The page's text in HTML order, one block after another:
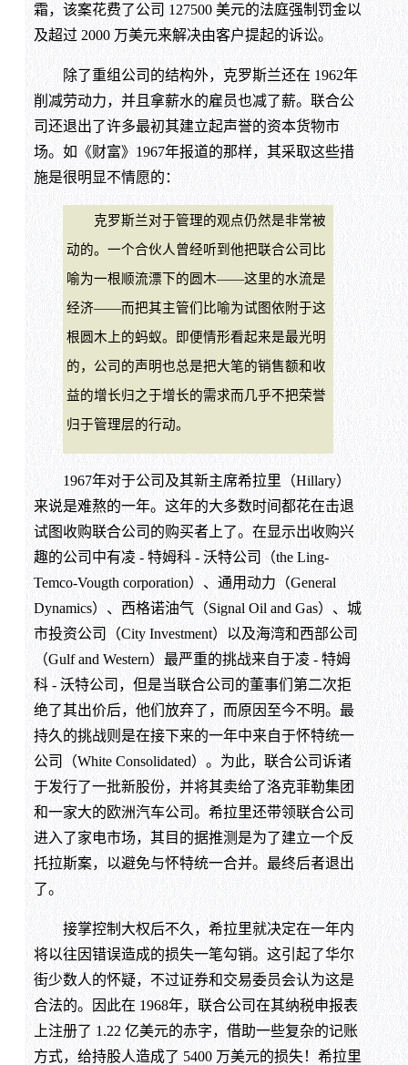
霜，该案花费了公司 127500 美元的法庭强制罚金以
及超过 2000 万美元来解决由客户提起的诉讼。
除了重组公司的结构外，克罗斯兰还在 1962年
削减劳动力，并且拿薪水的雇员也减了薪。联合公
司还退出了许多最初其建立起声誉的资本货物市
场。如《财富》1967年报道的那样，其采取这些措
施是很明显不情愿的：
克罗斯兰对于管理的观点仍然是非常被
动的。一个合伙人曾经听到他把联合公司比
喻为一根顺流漂下的圆木——这里的水流是
经济——而把其主管们比喻为试图依附于这
根圆木上的蚂蚁。即便情形看起来是最光明
的，公司的声明也总是把大笔的销售额和收
益的增长归之于增长的需求而几乎不把荣誉
归于管理层的行动。
1967年对于公司及其新主席希拉里（Hillary）
来说是难熬的一年。这年的大多数时间都花在击退
试图收购联合公司的购买者上了。在显示出收购兴
趣的公司中有凌 - 特姆科 - 沃特公司（the Ling-
Temco-Vougth corporation）、通用动力（General
Dynamics）、西格诺油气（Signal Oil and Gas）、城
市投资公司（City Investment）以及海湾和西部公司
（Gulf and Western）最严重的挑战来自于凌 - 特姆
科 - 沃特公司，但是当联合公司的董事们第二次拒
绝了其出价后，他们放弃了，而原因至今不明。最
持久的挑战则是在接下来的一年中来自于怀特统一
公司（White Consolidated）。为此，联合公司诉诸
于发行了一批新股份，并将其卖给了洛克菲勒集团
和一家大的欧洲汽车公司。希拉里还带领联合公司
进入了家电市场，其目的据推测是为了建立一个反
托拉斯案，以避免与怀特统一合并。最终后者退出
了。
接掌控制大权后不久，希拉里就决定在一年内
将以往因错误造成的损失一笔勾销。这引起了华尔
街少数人的怀疑，不过证券和交易委员会认为这是
合法的。因此在 1968年，联合公司在其纳税申报表
上注册了 1.22 亿美元的赤字，借助一些复杂的记账
方式，给持股人造成了 5400 万美元的损失！希拉里